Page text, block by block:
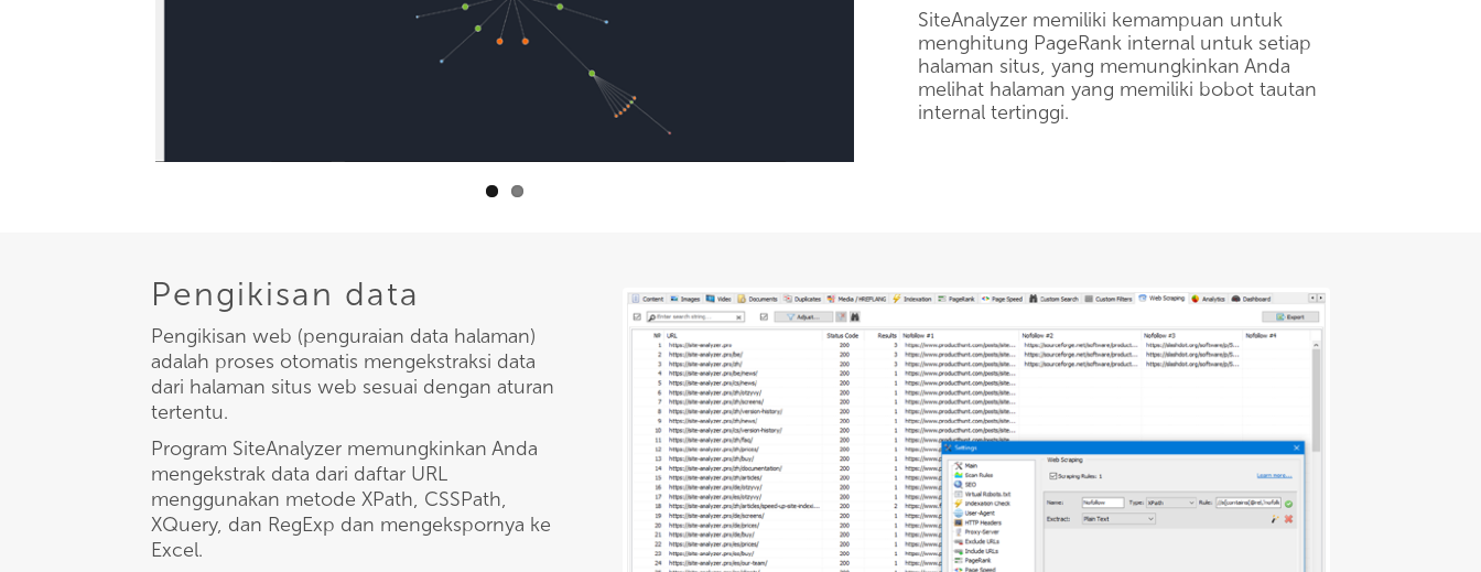
SiteAnalyzer memiliki kemampuan untuk
menghitung PageRank internal untuk setiap
halaman situs, yang memungkinkan Anda
melihat halaman yang memiliki bobot tautan
internal tertinggi.
Pengikisan data
Pengikisan web (penguraian data halaman)
adalah proses otomatis mengekstraksi data
dari halaman situs web sesuai dengan aturan
tertentu.
Program SiteAnalyzer memungkinkan Anda
mengekstrak data dari daftar URL
menggunakan metode XPath, CSSPath,
XQuery, dan RegExp dan mengekspornya ke
Excel.